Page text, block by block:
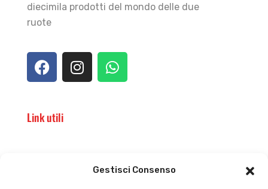
Gestisci Consenso
diecimila prodotti del mondo delle due
ruote
Link utili